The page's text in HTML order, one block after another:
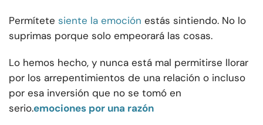
Permítete siente la emoción estás sintiendo. No lo
suprimas porque solo empeorará las cosas.
Lo hemos hecho, y nunca está mal permitirse llorar
por los arrepentimientos de una relación o incluso
por esa inversión que no se tomó en
serio.emociones por una razón